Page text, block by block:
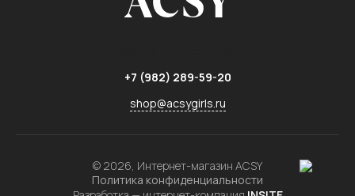
+7 (982) 289-59-20
shop@acsygirls.ru
© 2026, Интернет-магазин ACSY
Политика конфиденциальности